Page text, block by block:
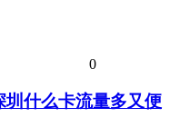
0
什么卡流量多又便